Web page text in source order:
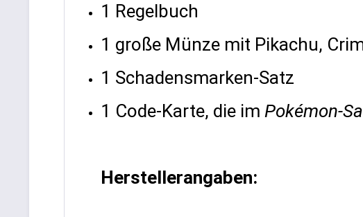
1 Regelbuch
1 große Münze mit Pikachu,
1 Schadensmarken-Satz
1 Code-Karte, die im Pokémon-
Herstellerangaben: